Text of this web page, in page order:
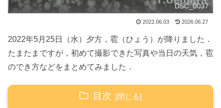
DSC_0037
2022.06.03 2026.06.27
2022年5月25日（水）夕方，雹（ひょう）が降りました．
たまたまですが，初めて撮影できた写真や当日の天気，雹
のでき方などをまとめてみました．
目次